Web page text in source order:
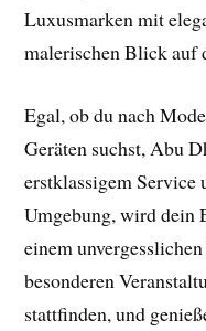
Luxusmarken mit
malerischen Blick auf
Egal, ob du nach
Geräten suchst, Abu
erstklassigem Service
Umgebung, wird
einem
besonderen
stattfinden, und